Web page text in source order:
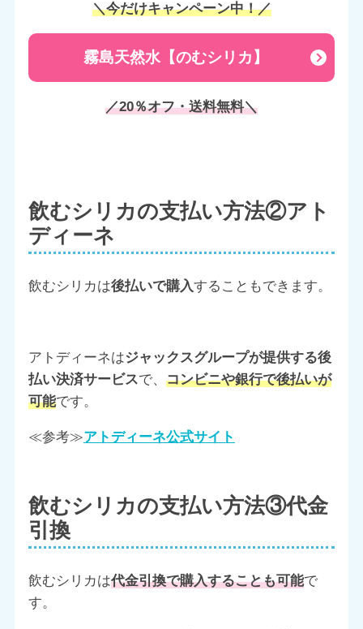
＼今だけキャンペーン中！／
霧島天然水【のむシリカ】
／20％オフ・送料無料＼
飲むシリカの支払い方法②アト
ディーネ
飲むシリカは後払いで購入することもできます。
アトディーネはジャックスグループが提供する後
払い決済サービスで、 コンビニや銀行で後払いが
可能です。
≪参考≫アトディーネ公式サイト
飲むシリカの支払い方法③代金
引換
飲むシリカは代金引換で購入することも可能で
す。